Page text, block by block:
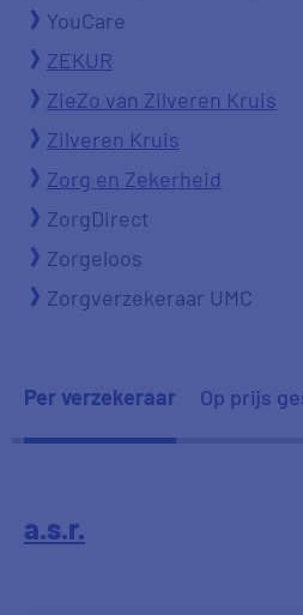
YouCare
ZEKUR
ZieZo van Zilveren Kruis
Zilveren Kruis
Zorg en Zekerheid
ZorgDirect
Zorgeloos
Zorgverzekeraar UMC
Per verzekeraar Op prijs
a.s.r.